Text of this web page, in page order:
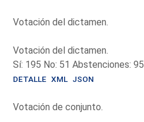
Votación del dictamen.
Votación del dictamen.
Sí: 195 No: 51 Abstenciones: 95
DETALLE XML JSON
Votación de conjunto.